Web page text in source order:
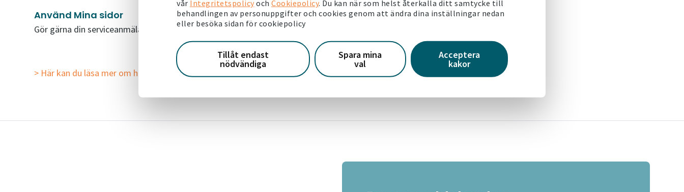
vår Integritetspolicy och Cookiepolicy. Du kan när som helst återkalla ditt samtycke till
behandlingen av personuppgifter och cookies genom att ändra dina inställningar nedan
eller besöka sidan för cookiepolicy
Tillåt endast
nödvändiga
Spara mina
val
Acceptera
kakor
Använd Mina sidor
Gör gärna din serviceanmälan via Mina sidor – det kan du göra dygnet runt och du slipper eventuell väntetid.
> Här kan du läsa mer om hur vi jobbar under pandemin